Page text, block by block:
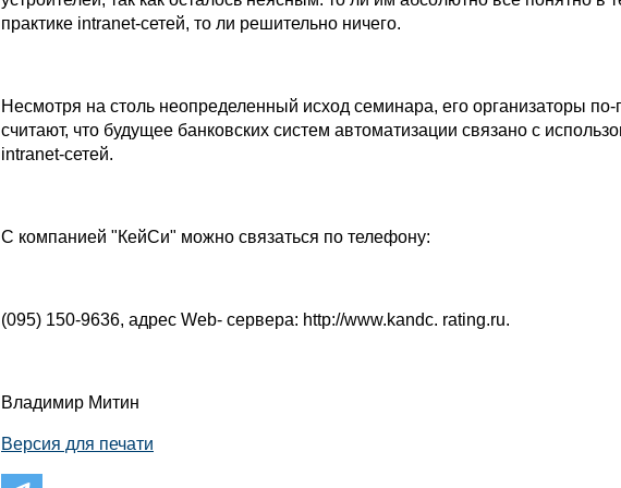
практике intranet-сетей, то ли решительно ничего.
Несмотря на столь неопределенный исход семинара, его организаторы
считают, что будущее банковских систем автоматизации связано с
intranet-сетей.
С компанией "КейСи" можно связаться по телефону:
(095) 150-9636, адрес Web- сервера: http://www.kandc. rating.ru.
Владимир Митин
Версия для печати